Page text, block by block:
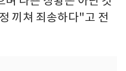
끼쳐 죄송하다"고 전